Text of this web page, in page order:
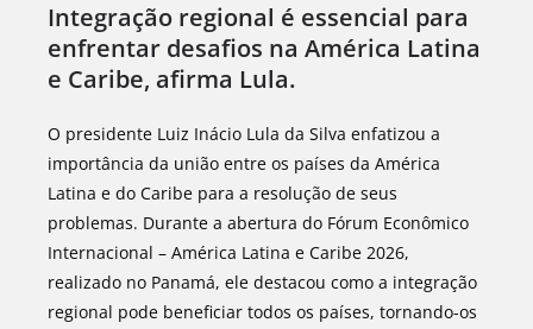
Integração regional é essencial para
enfrentar desafios na América Latina
e Caribe, afirma Lula.
O presidente Luiz Inácio Lula da Silva enfatizou a
importância da união entre os países da América
Latina e do Caribe para a resolução de seus
problemas. Durante a abertura do Fórum Econômico
Internacional – América Latina e Caribe 2026,
realizado no Panamá, ele destacou como a integração
regional pode beneficiar todos os países, tornando-os